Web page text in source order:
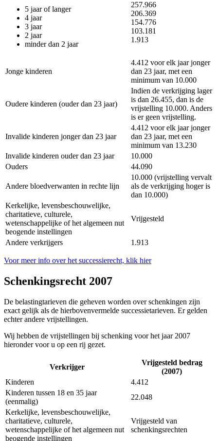
5 jaar of langer
4 jaar
3 jaar
2 jaar
minder dan 2 jaar
257.966
206.369
154.776
103.181
1.913
Jonge kinderen
4.412 voor elk jaar jonger
dan 23 jaar, met een
minimum van 10.000
Oudere kinderen (ouder dan 23 jaar)
Indien de verkrijging lager
is dan 26.455, dan is de
vrijstelling 10.000. Anders
is er geen vrijstelling.
Invalide kinderen jonger dan 23 jaar
4.412 voor elk jaar jonger
dan 23 jaar, met een
minimum van 13.230
Invalide kinderen ouder dan 23 jaar
10.000
Ouders
44.090
Andere bloedverwanten in rechte lijn
10.000 (vrijstelling vervalt
als de verkrijging hoger is
dan 10.000)
Kerkelijke, levensbeschouwelijke,
charitatieve, culturele,
wetenschappelijke of het algemeen nut
beogende instellingen
Vrijgesteld
Andere verkrijgers 1.913
Voor meer info over het successierecht, klik hier
Schenkingsrecht 2007
De belastingtarieven die geheven worden over schenkingen zijn
exact gelijk als de hierbovenvermelde successietarieven. Er gelden
echter andere vrijstellingen.
Wij hebben de vrijstellingen bij schenking voor het jaar 2007
hieronder voor u op een rij gezet.
Verkrijger
Vrijgesteld bedrag
(2007)
Kinderen
4.412
Kinderen tussen 18 en 35 jaar
(eenmalig)
22.048
Kerkelijke, levensbeschouwelijke,
charitatieve, culturele,
wetenschappelijke of het algemeen nut
beogende instellingen
Vrijgesteld van
schenkingsrechten